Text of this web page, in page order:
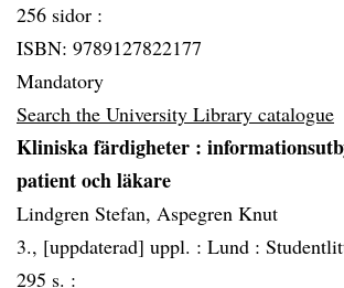
256 sidor :
ISBN: 9789127822177
Mandatory
Search the University Library catalogue
Kliniska färdigheter :
patient och läkare
Lindgren Stefan, Aspegren Knut
3., [uppdaterad] uppl. : Lund :
295 s. :